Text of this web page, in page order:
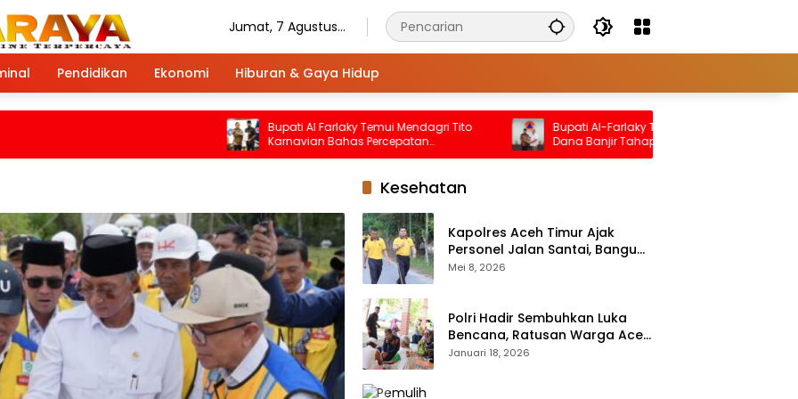
Jumat, 7 Agustus
Pendidikan Ekonomi Hiburan & Gaya Hidup
Bupati Al Farlaky Temui Mendagri Tito
Karnavian Bahas Percepatan
Penanganan Pascabanjir
Bupati Al-Farlaky Temui BNPB Bahas
Dana Banjir Tahap II
Kesehatan
Kapolres Aceh Timur Ajak
Personel Jalan Santai, Bangun
Semangat Sehat dan Solid
Mei 8, 2026
Polri Hadir Sembuhkan Luka
Bencana, Ratusan Warga Aceh
Tengah Terlayani Bakti
Januari 18, 2026